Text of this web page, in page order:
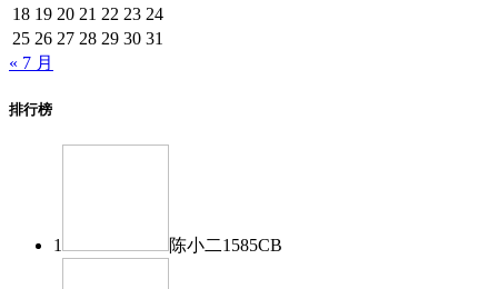
18 19 20 21 22 23 24
25 26 27 28 29 30 31
« 7 月
排行榜
1 陈小二1585CB